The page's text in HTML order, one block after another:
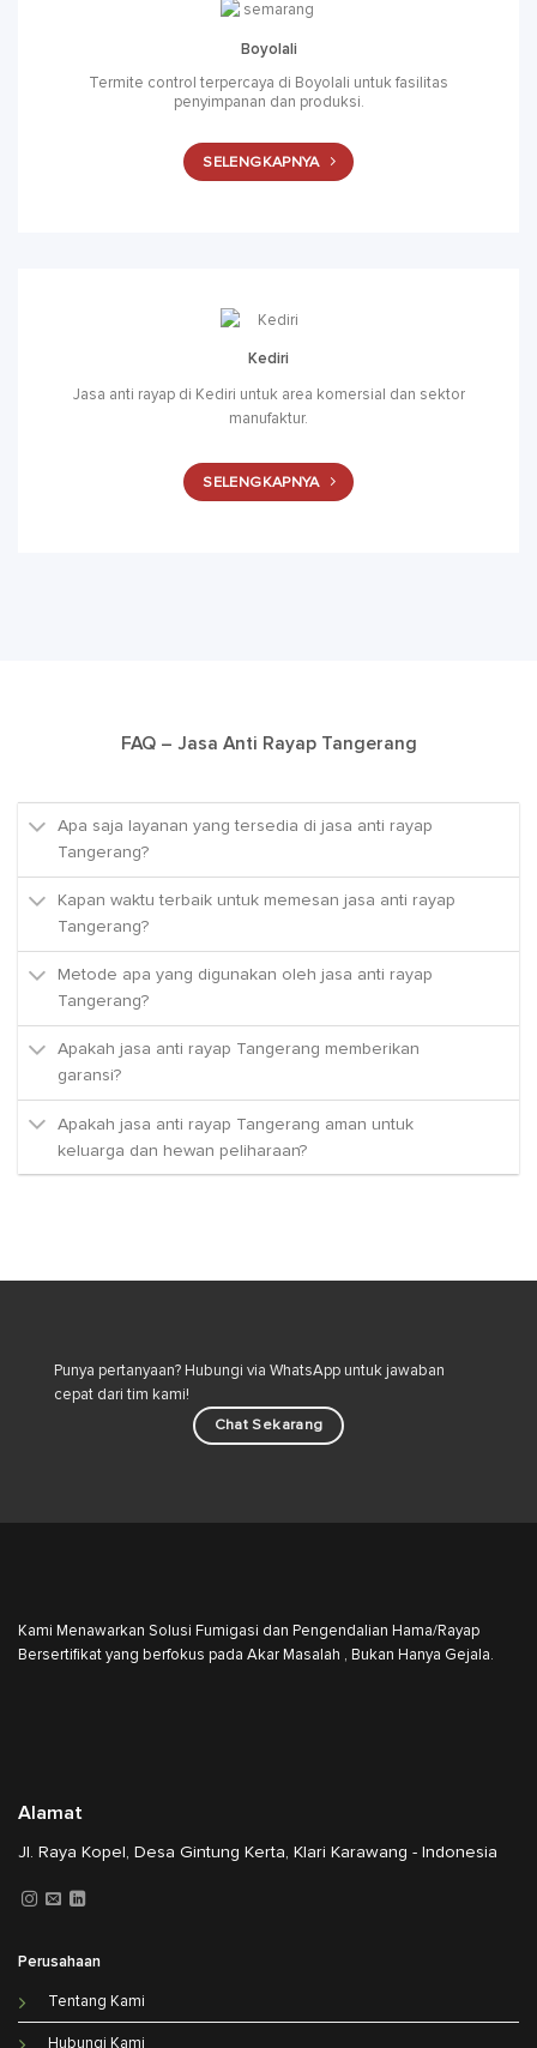
Boyolali
Termite control terpercaya di Boyolali untuk fasilitas
penyimpanan dan produksi.
SELENGKAPNYA
Kediri
Jasa anti rayap di Kediri untuk area komersial dan sektor
manufaktur.
SELENGKAPNYA
FAQ – Jasa Anti Rayap Tangerang
Apa saja layanan yang tersedia di jasa anti rayap
Tangerang?
Kapan waktu terbaik untuk memesan jasa anti rayap
Tangerang?
Metode apa yang digunakan oleh jasa anti rayap
Tangerang?
Apakah jasa anti rayap Tangerang memberikan
garansi?
Apakah jasa anti rayap Tangerang aman untuk
keluarga dan hewan peliharaan?
Punya pertanyaan? Hubungi via WhatsApp untuk jawaban
cepat dari tim kami!
Chat Sekarang
Kami Menawarkan Solusi Fumigasi dan Pengendalian Hama/Rayap
Bersertifikat yang berfokus pada Akar Masalah , Bukan Hanya Gejala.
Perusahaan
Tentang Kami
Hubungi Kami
Alamat
Jl. Raya Kopel, Desa Gintung Kerta, Klari Karawang - Indonesia